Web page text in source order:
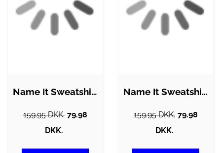
Name It Sweatshirt - NbnRachristmas -…
159.95 DKK. 79.98
DKK.
Name It Sweatshirt - NbnRuddle - Jester…
159.95 DKK. 79.98
DKK.